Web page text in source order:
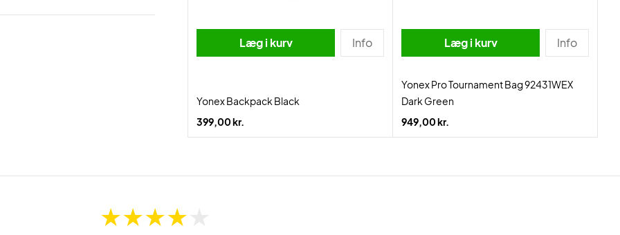
Læg i kurv Info
Yonex Backpack Black
399,00 kr.
Læg i kurv Info
Yonex Pro Tournament Bag 92431WEX
Dark Green
949,00 kr.